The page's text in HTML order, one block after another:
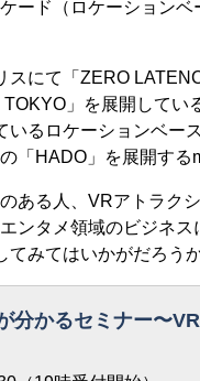
ード（ロケーション
にて「ZERO
」を展開して
るロケーションベー
「HADO」を展開する
ある人、VRアトラク
ンタメ領域のビジネ
みてはいかがだろうか
分かるセミナー〜